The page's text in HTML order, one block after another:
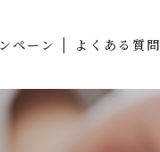
ペーン よくある質問